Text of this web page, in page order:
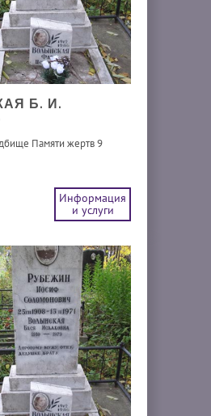
Б. И.
Памяти жертв 9
Информация
и услуги